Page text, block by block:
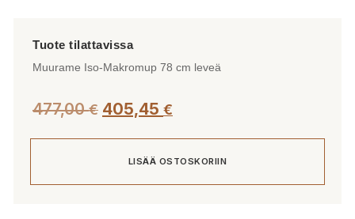
Muurame Iso-Makromup 78 cm leveä
477,00€ 405,45 €
LISÄÄ OSTOSKORIIN